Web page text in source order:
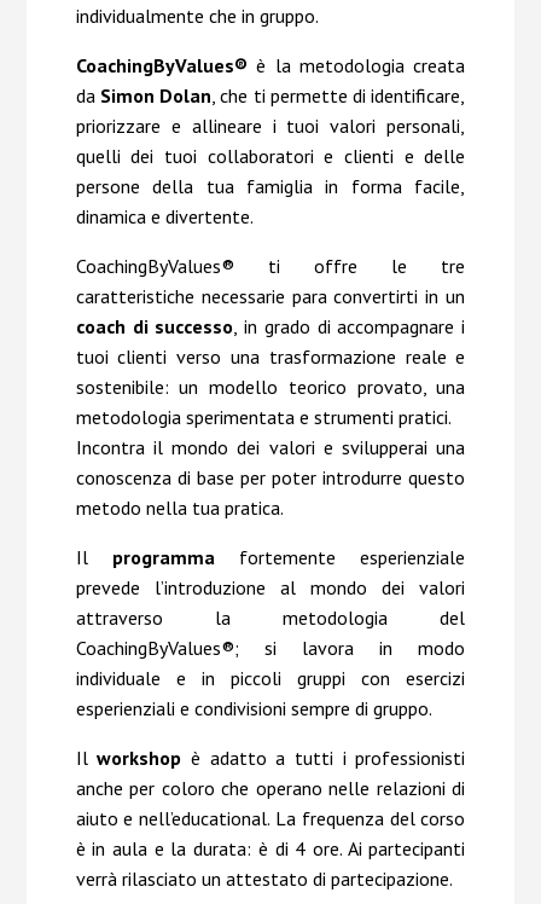
individualmente che in gruppo.
CoachingByValues®è la metodologia creata
da Simon Dolan , che ti permette di identificare,
priorizzare e allineare i tuoi valori personali,
quelli dei tuoi collaboratori e clienti e delle
persone della tua famiglia in forma facile,
dinamica e divertente.
CoachingByValues® ti offre le tre
caratteristiche necessarie para convertirti in un
coach di successo , in grado di accompagnare i
tuoi clienti verso una trasformazione reale e
sostenibile: un modello teorico provato, una
metodologia sperimentata e strumenti pratici.
Incontra il mondo dei valori e svilupperai una
conoscenza di base per poter introdurre questo
metodo nella tua pratica.
Ilprogramma fortemente esperienziale
prevede l’introduzione al mondo dei valori
attraverso la metodologia del
CoachingByValues®; si lavora in modo
individuale e in piccoli gruppi con esercizi
esperienziali e condivisioni sempre di gruppo.
Ilworkshop è adatto a tutti i professionisti
anche per coloro che operano nelle relazioni di
aiuto e nell’educational. La frequenza del corso
è in aula e la durata: è di 4 ore. Ai partecipanti
verrà rilasciato un attestato di partecipazione.